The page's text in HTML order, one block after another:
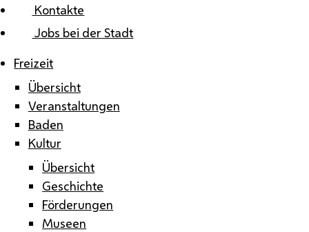
Kontakte
Jobs bei der Stadt
Freizeit
Übersicht
Veranstaltungen
Baden
Kultur
Übersicht
Geschichte
Förderungen
Museen